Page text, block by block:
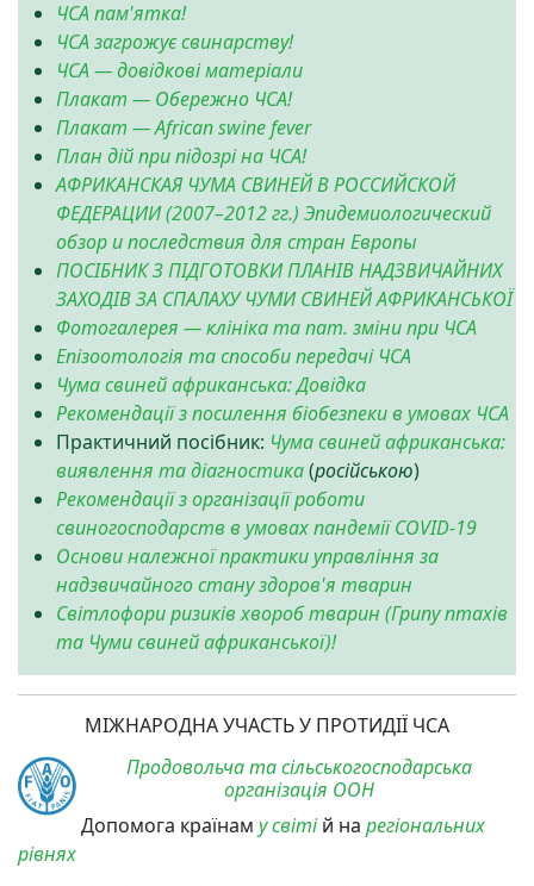
ЧСА пам'ятка!
ЧСА загрожує свинарству!
ЧСА — довідкові матеріали
Плакат — Обережно ЧСА!
Плакат — African swine fever
План дій при підозрі на ЧСА!
АФРИКАНСКАЯ ЧУМА СВИНЕЙ В РОССИЙСКОЙ
ФЕДЕРАЦИИ (2007–2012 гг.) Эпидемиологический
обзор и последствия для стран Европы
ПОСІБНИК З ПІДГОТОВКИ ПЛАНІВ НАДЗВИЧАЙНИХ
ЗАХОДІВ ЗА СПАЛАХУ ЧУМИ СВИНЕЙ АФРИКАНСЬКОЇ
Фотогалерея — клініка та пат. зміни при ЧСА
Епізоотологія та способи передачі ЧСА
Чума свиней африканська: Довідка
Рекомендації з посилення біобезпеки в умовах ЧСА
Практичний посібник: Чума свиней африканська:
виявлення та діагностика(російською)
Рекомендації з організації роботи
свиногосподарств в умовах пандемії COVID-19
Основи належної практики управління за
надзвичайного стану здоров'я тварин
Світлофори ризиків хвороб тварин (Грипу птахів
та Чуми свиней африканської)!
МІЖНАРОДНА УЧАСТЬ У ПРОТИДІЇ ЧСА
Продовольча та сільськогосподарська
організація ООН
Допомога країнам у світій на регіональних
рівнях